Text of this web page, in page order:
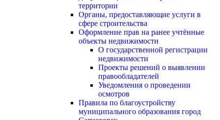
территории
Органы, предоставляющие услуги в
сфере строительства
Оформление прав на ранее учтённые
объекты недвижимости
О государственной регистрации
недвижимости
Проекты решений о выявлении
правообладателей
Уведомления о проведении
осмотров
Правила по благоустройству
муниципального образования город